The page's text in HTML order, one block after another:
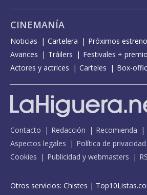
CINEMANÍA
Noticias Cartelera Próximos
Avances
Tráilers
Festivales +
Actores y actrices
Carteles Box-
Contacto Redacción Recomienda
Aspectos legales
Política de privacidad
Cookies
Publicidad y webmasters
Otros servicios: Chistes |